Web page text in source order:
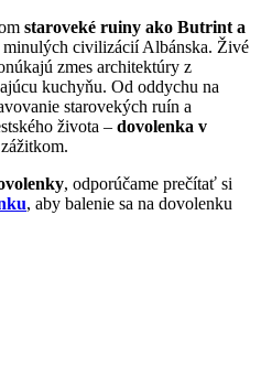
staroveké ruiny ako Butrint a
civilizácií Albánska. Živé
zmes architektúry z
kuchyňu. Od oddychu na
starovekých ruín a
života – dovolenka v
, odporúčame prečítať si
, aby balenie sa na dovolenku